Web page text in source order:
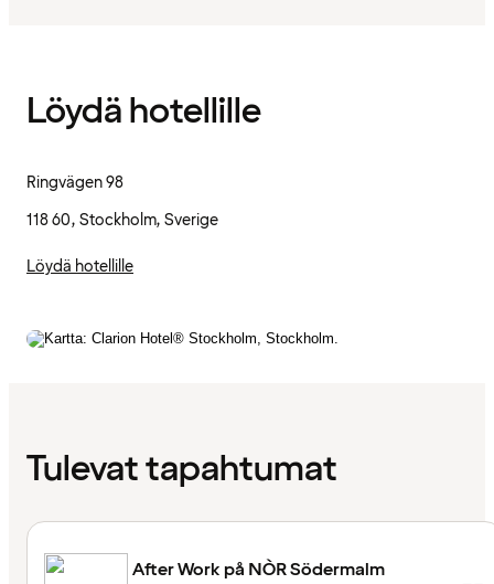
Löydä hotellille
Ringvägen 98
118 60, Stockholm, Sverige
Löydä hotellille
Tulevat tapahtumat
After Work på NÒR Södermalm